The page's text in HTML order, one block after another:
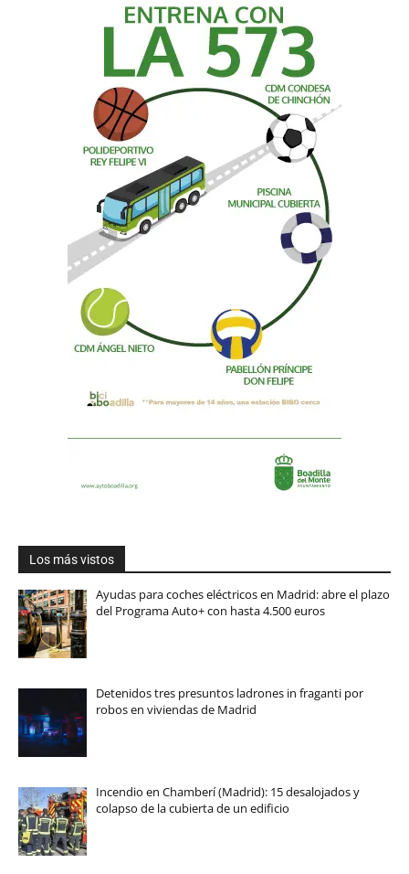
Los más vistos
Ayudas para coches eléctricos en Madrid: abre el plazo
del Programa Auto+ con hasta 4.500 euros
Detenidos tres presuntos ladrones in fraganti por
robos en viviendas de Madrid
Incendio en Chamberí (Madrid): 15 desalojados y
colapso de la cubierta de un edificio